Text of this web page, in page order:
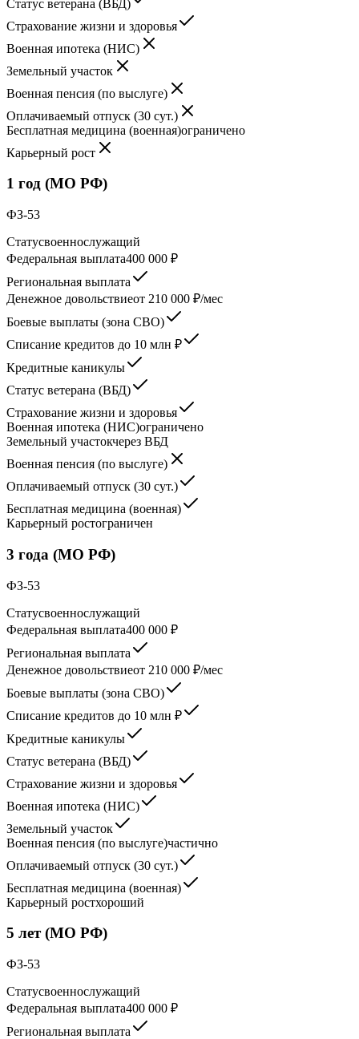
Статус ветерана (ВБД)
Страхование жизни и здоровья
Военная ипотека (НИС)
Земельный участок
Военная пенсия (по выслуге)
Оплачиваемый отпуск (30 сут.)
Бесплатная медицина (военная)ограничено
Карьерный рост
1 год (МО РФ)
ФЗ-53
Статусвоеннослужащий
Федеральная выплата400 000 ₽
Региональная выплата
Денежное довольствиеот 210 000 ₽/мес
Боевые выплаты (зона СВО)
Списание кредитов до 10 млн ₽
Кредитные каникулы
Статус ветерана (ВБД)
Страхование жизни и здоровья
Военная ипотека (НИС)ограничено
Земельный участокчерез ВБД
Военная пенсия (по выслуге)
Оплачиваемый отпуск (30 сут.)
Бесплатная медицина (военная)
Карьерный ростограничен
3 года (МО РФ)
ФЗ-53
Статусвоеннослужащий
Федеральная выплата400 000 ₽
Региональная выплата
Денежное довольствиеот 210 000 ₽/мес
Боевые выплаты (зона СВО)
Списание кредитов до 10 млн ₽
Кредитные каникулы
Статус ветерана (ВБД)
Страхование жизни и здоровья
Военная ипотека (НИС)
Земельный участок
Военная пенсия (по выслуге)частично
Оплачиваемый отпуск (30 сут.)
Бесплатная медицина (военная)
Карьерный ростхороший
5 лет (МО РФ)
ФЗ-53
Статусвоеннослужащий
Федеральная выплата400 000 ₽
Региональная выплата